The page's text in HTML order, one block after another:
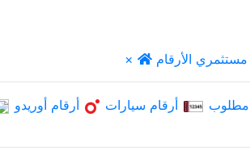
× مستثمري الأرقام
مطلوب أرقام سيارات أرقام أوريدو